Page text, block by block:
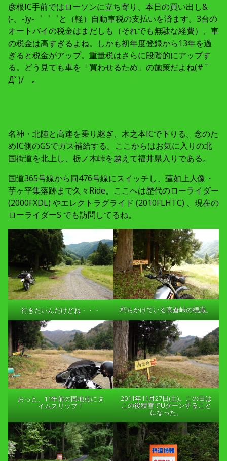
彦根IC手前ではローソンに立ち寄り、本日の買い出し&
(-。-)y-゜゜゜と（軽）自動車税の支払いを済ます。3台の
オートバイの税金はまだしも（それでも無駄な経費）、車
の税金は高すぎるよね。しかも初年度登録から13年を過
ぎると税金がアップ。重量税はさらに段階的にアップす
る。どう見ても車を「買わせるため」の施策だよね(# ﾟ
Дﾟ)/ 。
名神・北陸と高速を乗り継ぎ、木之本ICで下りる。念のた
めIC側のGSでガス補給する。ここからはお気に入りの北
国街道を北上し、栃ノ木峠を越えて福井県入りである。
国道365号線から同476号線にスイッチし、蓮如上人像・
芋ヶ平集落跡まで久々Ride。ここへは歴代のローライダー
(2000FXDL) やエレクトラグライド (2010FLHTC) 、現在の
ローライダーS でも訪問してるね。
行きたいんだけどね・・・ 朽ちかけている高倉峠の標識。
おっと、11年前の同地点にタ
イムスリップ！
2011年11月27日(土)。この日は
この後積雪でUターンすること
になった。